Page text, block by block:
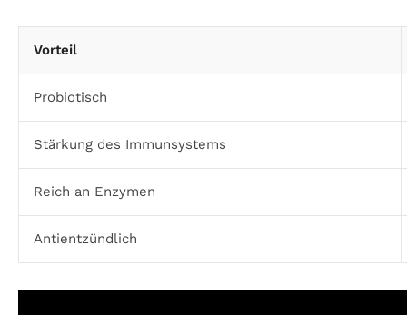
Vorteil
Probiotisch
Stärkung des Immunsystems
Reich an Enzymen
Antientzündlich